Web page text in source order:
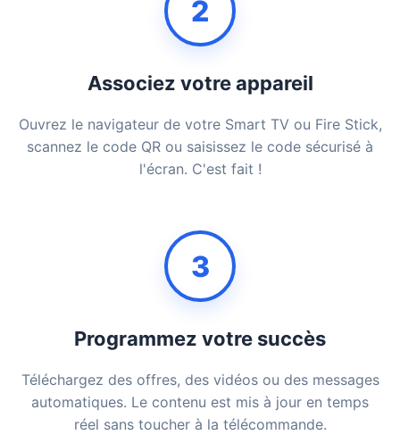
2
Associez votre appareil
Ouvrez le navigateur de votre Smart TV ou Fire Stick,
scannez le code QR ou saisissez le code sécurisé à
l'écran. C'est fait !
3
Programmez votre succès
Téléchargez des offres, des vidéos ou des messages
automatiques. Le contenu est mis à jour en temps
réel sans toucher à la télécommande.